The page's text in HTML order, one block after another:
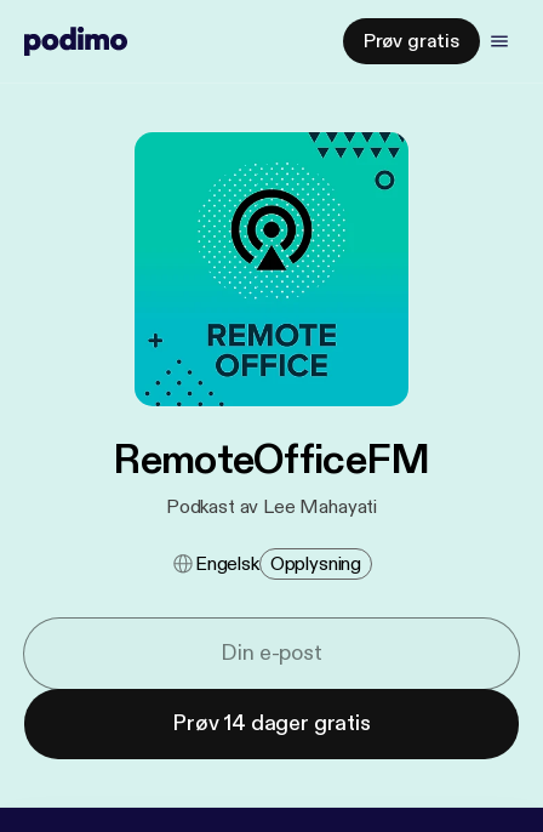
Prøv gratis
RemoteOfficeFM
Podkast av Lee Mahayati
Engelsk Opplysning
Prøv 14 dager gratis